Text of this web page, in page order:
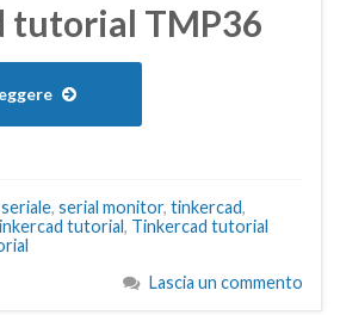
tutorial TMP36
, serial monitor, tinkercad,
tutorial, Tinkercad tutorial
Lascia un commento